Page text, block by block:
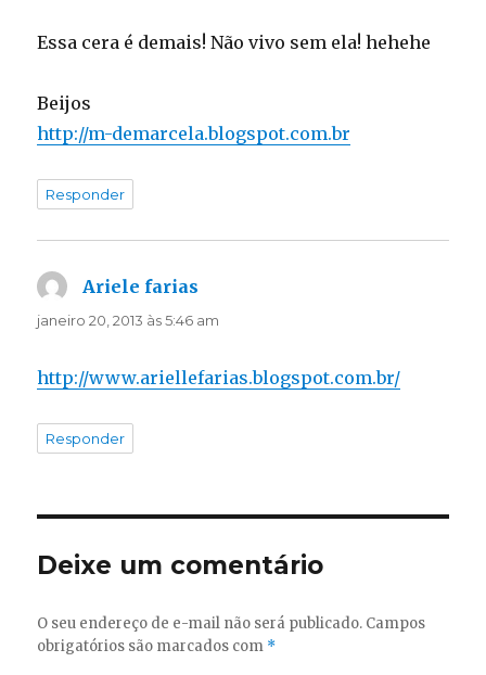
Essa cera é demais! Não vivo sem ela! hehehe
Beijos
http://m-demarcela.blogspot.com.br
Responder
Ariele farias
janeiro 20, 2013 às 5:46 am
http://www.ariellefarias.blogspot.com.br/
Responder
Deixe um comentário
O seu endereço de e-mail não será publicado. Campos
obrigatórios são marcados com *